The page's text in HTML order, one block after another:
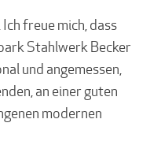
freue mich, dass
Stahlwerk Becker
und angemessen,
an einer guten
modernen